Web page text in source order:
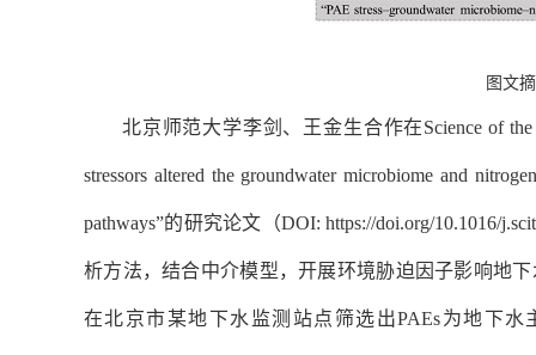
图文
北京师范大学李剑、王金生合作在Science of
stressors altered the groundwater microbiome and
pathways”的研究论文（DOI: https://doi.org/10.1016/
析方法，结合中介模型，开展环境胁迫因子影响地
在北京市某地下水监测站点筛选出PAEs为地下水